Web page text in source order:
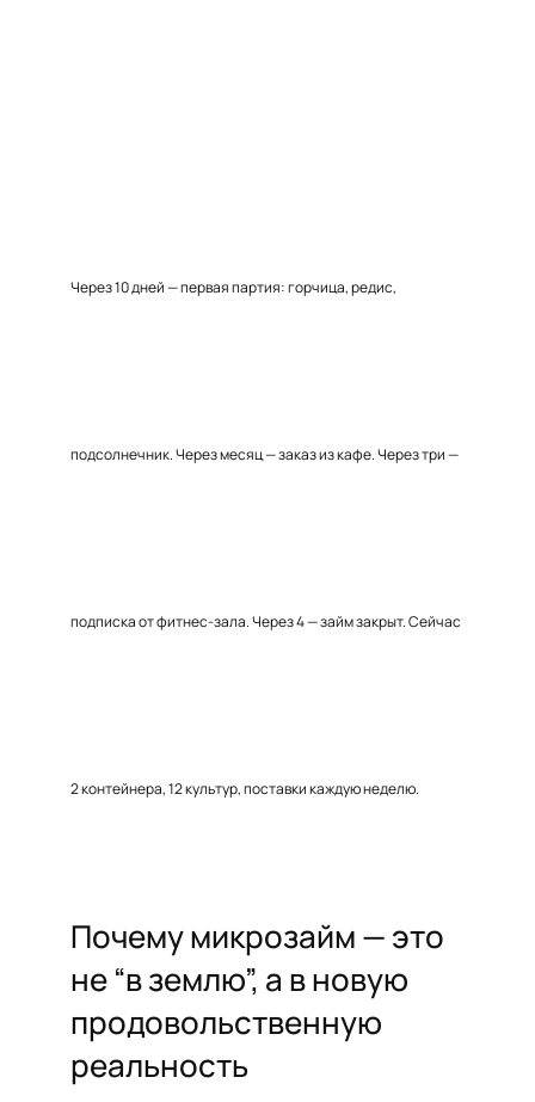
Через 10 дней — первая партия: горчица, редис,
подсолнечник. Через месяц — заказ из кафе. Через три —
подписка от фитнес-зала. Через 4 — займ закрыт. Сейчас
2 контейнера, 12 культур, поставки каждую неделю.
Почему микрозайм — это
не “в землю”, а в новую
продовольственную
реальность